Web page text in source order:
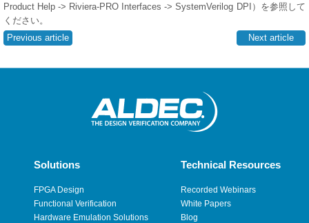
Product Help -> Riviera-PRO Interfaces -> SystemVerilog DPI）を参照して
ください。
Previous article
Next article
Solutions
FPGA Design
Functional Verification
Hardware Emulation Solutions
Technical Resources
Recorded Webinars
White Papers
Blog